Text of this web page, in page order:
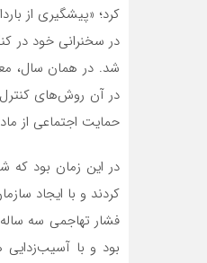
کرد؛ «پیشگیری از
در سخنرانی خود در
در آن روش‌های
حمایت اجتماعی از
کردند و با ایجاد
بود و با